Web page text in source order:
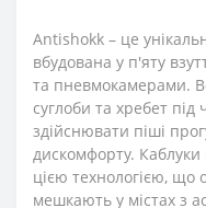
Antishokk – це
вбудована у п'яту
та пневмокамерами.
суглоби та хребет
здійснювати піші
дискомфорту.
цією технологією, що
мешкають у містах з